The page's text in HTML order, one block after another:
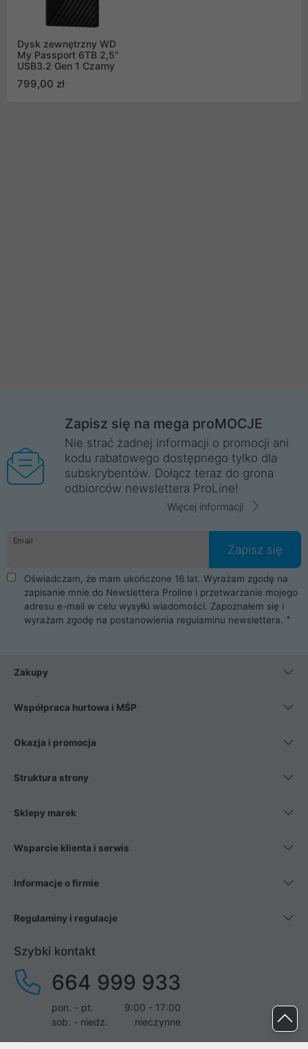
Dysk zewnętrzny WD
My Passport 6TB 2,5"
USB3.2 Gen 1 Czarny
799,00 zł
Zapisz się na mega proMOCJE
Nie strać żadnej informacji o promocji ani
kodu rabatowego dostępnego tylko dla
subskrybentów. Dołącz teraz do grona
odbiorców newslettera ProLine!
Więcej informacji
Email
Zapisz się
Oświadczam, że mam ukończone 16 lat. Wyrażam zgodę na
zapisanie mnie do Newslettera Proline i przetwarzanie mojego
adresu e-mail w celu wysyłki wiadomości. Zapoznałem się i
wyrażam zgodę na postanowienia regulaminu newslettera.
Zakupy
Współpraca hurtowa i MŚP
Okazja i promocja
Struktura strony
Sklepy marek
Wsparcie klienta i serwis
Informacje o firmie
Regulaminy i regulacje
Szybki kontakt
664 999 933
pon. - pt.
9:00 - 17:00
sob. - niedz.
nieczynne